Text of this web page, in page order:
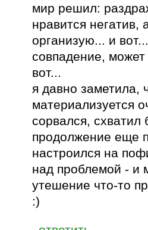
мир решил:
нравится негатив,
организую... и
совпадение,
вот...
я давно заметила,
материализуется
сорвался, схватил
продолжение еще
настроился на
над проблемой - и
утешение что-то
:)